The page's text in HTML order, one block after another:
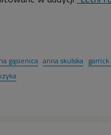
gąsienica anna skulska